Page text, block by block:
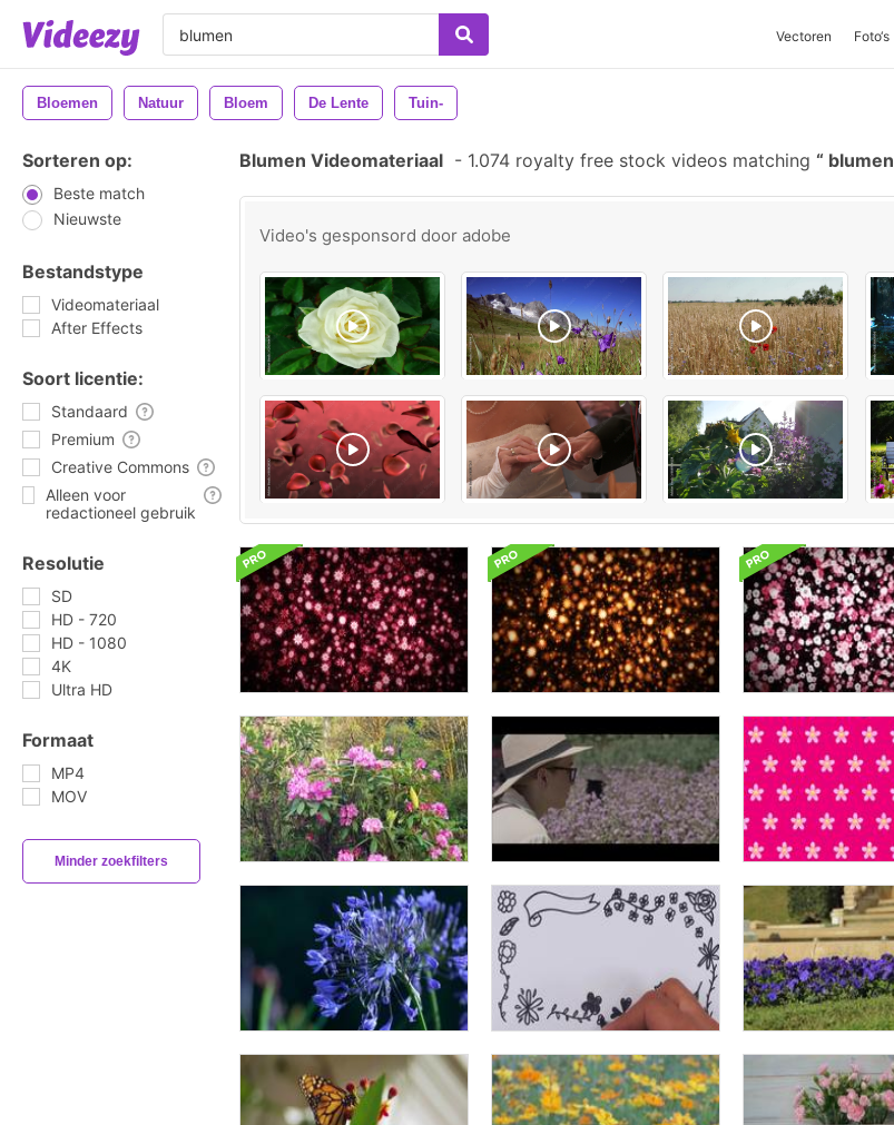
Vectoren Foto‘s
Bloemen Natuur Bloem De Lente Tuin-
Sorteren op:
Beste match
Nieuwste
Bestandstype
Videomateriaal
After Effects
Soort licentie:
Standaard
Premium
Creative Commons
Alleen voor
redactioneel gebruik
Resolutie
SD
HD - 720
HD - 1080
4K
Ultra HD
Formaat
MP4
MOV
Minder zoekfilters
Blumen Videomateriaal - 1.074 royalty free stock videos matching blumen
Video's gesponsord door adobe